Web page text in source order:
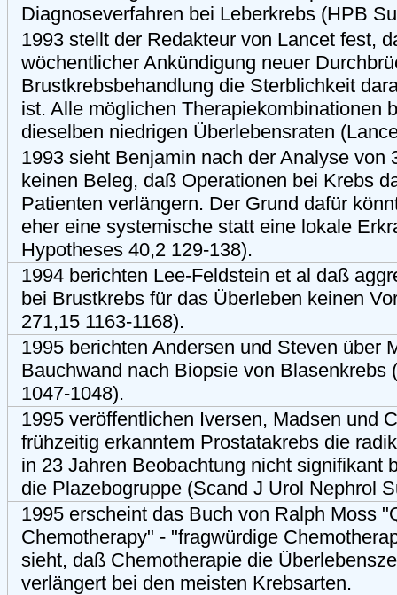
Diagnoseverfahren bei Leberkrebs (HPB
1993 stellt der Redakteur von Lancet fest,
wöchentlicher Ankündigung neuer
Brustkrebsbehandlung die Sterblichkeit
ist. Alle möglichen Therapiekombinationen
dieselben niedrigen Überlebensraten
1993 sieht Benjamin nach der Analyse von
keinen Beleg, daß Operationen bei Krebs
Patienten verlängern. Der Grund dafür
eher eine systemische statt eine lokale
Hypotheses 40,2 129-138).
1994 berichten Lee-Feldstein et al daß
bei Brustkrebs für das Überleben keinen
271,15 1163-1168).
1995 berichten Andersen und Steven über
Bauchwand nach Biopsie von Blasenkrebs
1047-1048).
1995 veröffentlichen Iversen, Madsen und
frühzeitig erkanntem Prostatakrebs die
in 23 Jahren Beobachtung nicht signifikant
die Plazebogruppe (Scand J Urol Nephrol
1995 erscheint das Buch von Ralph Moss
Chemotherapy" - "fragwürdige
sieht, daß Chemotherapie die
verlängert bei den meisten Krebsarten.